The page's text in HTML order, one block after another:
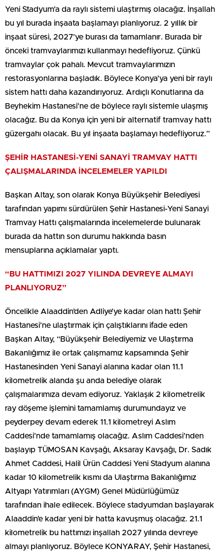
Yeni Stadyum’a da raylı sistemi ulaştırmış olacağız. İnşallah
bu yıl burada inşaata başlamayı planlıyoruz. 2 yıllık bir
inşaat süresi, 2027’ye burası da tamamlanır. Burada bir
önceki tramvaylarımızı kullanmayı hedefliyoruz. Çünkü
tramvaylar çok pahalı. Mevcut tramvaylarımızın
restorasyonlarına başladık. Böylece Konya’ya yeni bir raylı
sistem hattı daha kazandırıyoruz. Ardıçlı Konutlarına da
Beyhekim Hastanesi’ne de böylece raylı sistemle ulaşmış
olacağız. Bu da Konya için yeni bir alternatif tramvay hattı
güzergahı olacak. Bu yıl inşaata başlamayı hedefliyoruz.”
ŞEHİR HASTANESİ-YENİ SANAYİ TRAMVAY HATTI
ÇALIŞMALARINDA İNCELEMELER YAPILDI
Başkan Altay, son olarak Konya Büyükşehir Belediyesi
tarafından yapımı sürdürülen Şehir Hastanesi-Yeni Sanayi
Tramvay Hattı çalışmalarında incelemelerde bulunarak
burada da hattın son durumu hakkında basın
mensuplarına açıklamalar yaptı.
“BU HATTIMIZI 2027 YILINDA DEVREYE ALMAYI
PLANLIYORUZ”
Öncelikle Alaaddin’den Adliye’ye kadar olan hattı Şehir
Hastanesi’ne ulaştırmak için çalıştıklarını ifade eden
Başkan Altay, “Büyükşehir Belediyemiz ve Ulaştırma
Bakanlığımız ile ortak çalışmamız kapsamında Şehir
Hastanesinden Yeni Sanayi alanına kadar olan 11.1
kilometrelik alanda şu anda belediye olarak
çalışmalarımıza devam ediyoruz. Yaklaşık 2 kilometrelik
ray döşeme işlemini tamamlamış durumundayız ve
peyderpey devam ederek 11.1 kilometreyi Aslım
Caddesi’nde tamamlamış olacağız. Aslım Caddesi’nden
başlayıp TÜMOSAN Kavşağı, Aksaray Kavşağı, Dr. Sadık
Ahmet Caddesi, Halil Ürün Caddesi Yeni Stadyum alanına
kadar 10 kilometrelik kısmı da Ulaştırma Bakanlığımız
Altyapı Yatırımları (AYGM) Genel Müdürlüğümüz
tarafından ihale edilecek. Böylece stadyumdan başlayarak
Alaaddin’e kadar yeni bir hatta kavuşmuş olacağız. 21.1
kilometrelik bu hattımızı inşallah 2027 yılında devreye
almayı planlıyoruz. Böylece KONYARAY, Şehir Hastanesi,